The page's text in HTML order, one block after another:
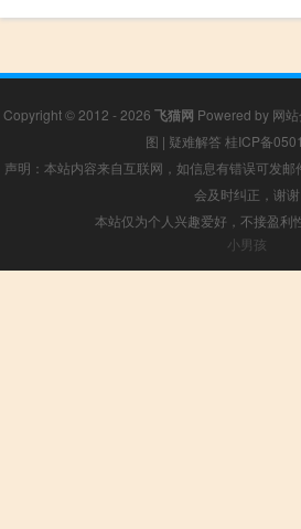
Copyright © 2012 - 2026 飞猫网 Powered by 网
图 | 疑难解答 桂ICP备
声明：本站内容来自互联网，如信息有错误可发
会及时纠正，谢谢
本站仅为个人兴趣爱好，不接盈利
小男孩